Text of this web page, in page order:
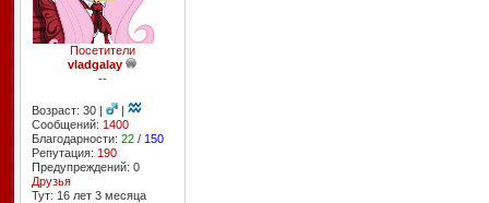
Посетители
vladgalay
--
Возраст: 30 |
|
Сообщений: 1400
Благодарности: 22/ 150
Репутация: 190
Предупреждений: 0
Друзья
Тут: 16 лет 3 месяцa